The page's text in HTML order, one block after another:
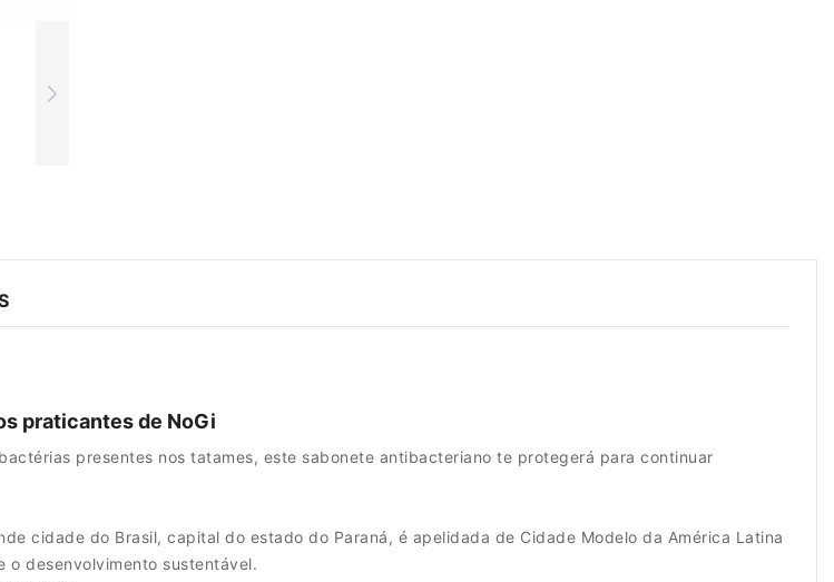
praticantes de NoGi
presentes nos tatames, este sabonete antibacteriano te protegerá para continuar
cidade do Brasil, capital do estado do Paraná, é apelidada de Cidade Modelo da América Latina
o desenvolvimento sustentável.